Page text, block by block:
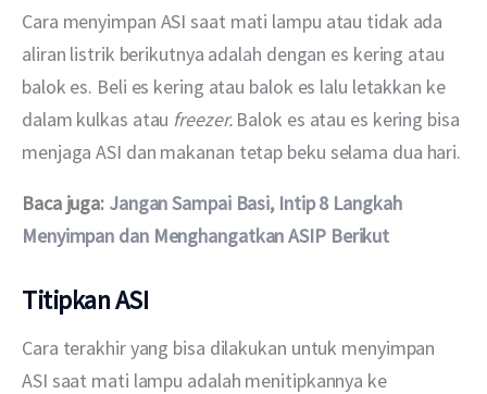
Cara menyimpan ASI saat mati lampu atau tidak ada
aliran listrik berikutnya adalah dengan es kering atau
balok es. Beli es kering atau balok es lalu letakkan ke
dalam kulkas atau freezer. Balok es atau es kering bisa
menjaga ASI dan makanan tetap beku selama dua hari.
Baca juga: Jangan Sampai Basi, Intip 8 Langkah
Menyimpan dan Menghangatkan ASIP Berikut
Titipkan ASI
Cara terakhir yang bisa dilakukan untuk menyimpan
ASI saat mati lampu adalah menitipkannya ke